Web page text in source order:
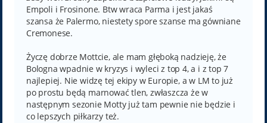
Empoli i Frosinone. Btw wraca Parma i jest jakaś
szansa że Palermo, niestety spore szanse ma gówniane
Cremonese.
Życzę dobrze Mottcie, ale mam głęboką nadzieję, że
Bologna wpadnie w kryzys i wyleci z top 4, a i z top 7
najlepiej. Nie widzę tej ekipy w Europie, a w LM to już
po prostu będą marnować tlen, zwłaszcza że w
następnym sezonie Motty już tam pewnie nie będzie i
co lepszych piłkarzy też.